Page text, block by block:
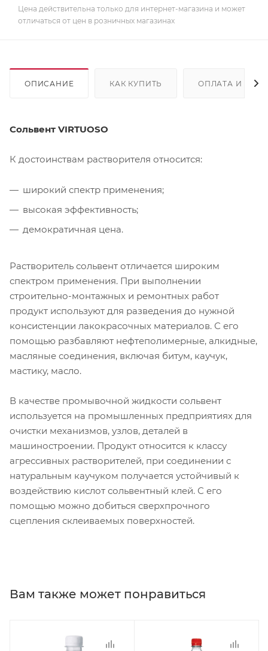
Цена действительна только для интернет-магазина и может
отличаться от цен в розничных магазинах
ОПИСАНИЕ КАК КУПИТЬ ОПЛАТА И
Сольвент VIRTUOSO
К достоинствам растворителя относится:
широкий спектр применения;
высокая эффективность;
демократичная цена.
Растворитель сольвент отличается широким
спектром применения. При выполнении
строительно-монтажных и ремонтных работ
продукт используют для разведения до нужной
консистенции лакокрасочных материалов. С его
помощью разбавляют нефтеполимерные, алкидные,
масляные соединения, включая битум, каучук,
мастику, масло.
В качестве промывочной жидкости сольвент
используется на промышленных предприятиях для
очистки механизмов, узлов, деталей в
машиностроении. Продукт относится к классу
агрессивных растворителей, при соединении с
натуральным каучуком получается устойчивый к
воздействию кислот сольвентный клей. С его
помощью можно добиться сверхпрочного
сцепления склеиваемых поверхностей.
Вам также может понравиться